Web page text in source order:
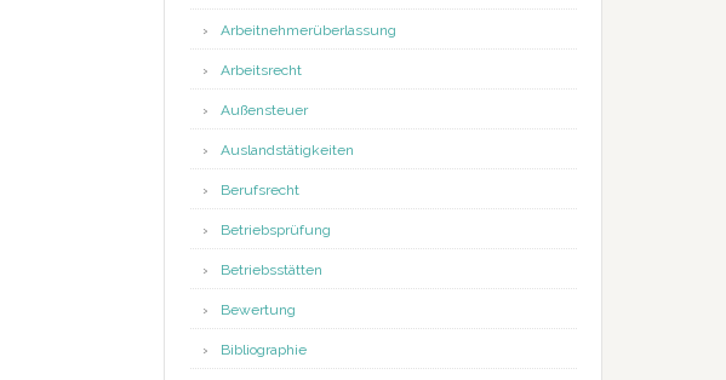
Arbeitnehmerüberlassung
Arbeitsrecht
Außensteuer
Auslandstätigkeiten
Berufsrecht
Betriebsprüfung
Betriebsstätten
Bewertung
Bibliographie